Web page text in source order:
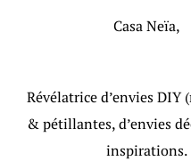
Casa Neïa,
Révélatrice d’envies DIY
& pétillantes, d’envies
inspirations.